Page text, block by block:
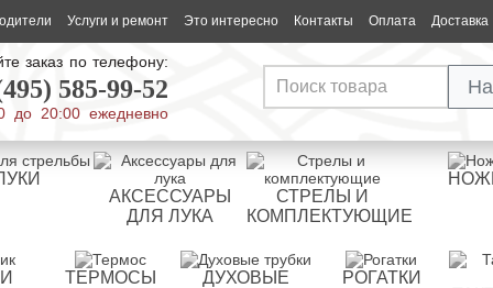
Услуги и ремонт Это интересно Контакты Оплата Доставка
заказ по телефону:
585-99-52
до 20:00 ежедневно
АКСЕССУАРЫ
ДЛЯ ЛУКА
СТРЕЛЫ И
КОМПЛЕКТУЮЩИЕ
ТЕРМОСЫ
ДУХОВЫЕ
РОГАТКИ